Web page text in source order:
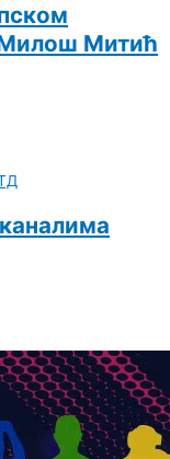
Митић